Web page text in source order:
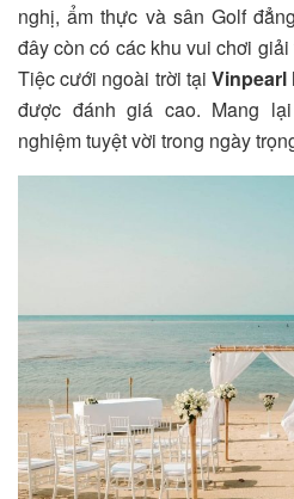
nghị, ẩm thực và sân Golf
đây còn có các khu vui chơi
Tiệc cưới ngoài trời tại Vinpearl
được đánh giá cao. Mang
nghiệm tuyệt vời trong ngày